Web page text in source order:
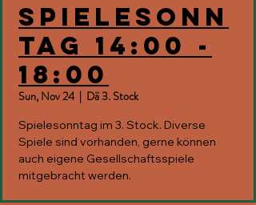
Spielesonn
tag 14:00 -
18:00
Sun, Nov 24
  |
Dä 3. Stock
Spielesonntag im 3. Stock. Diverse
Spiele sind vorhanden, gerne können
auch eigene Gesellschaftsspiele
mitgebracht werden.